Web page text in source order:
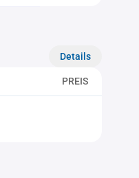
Details
PREIS